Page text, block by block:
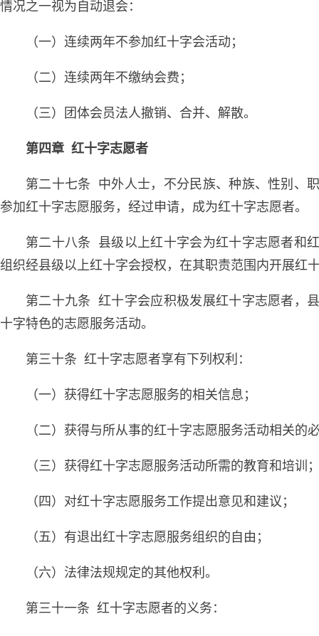
情况之一视为自动退会：
（一）连续两年不参加红十字会活动；
（二）连续两年不缴纳会费；
（三）团体会员法人撤销、合并、解散。
第四章 红十字志愿者
第二十七条 中外人士，不分民族、种族、性别、
参加红十字志愿服务，经过申请，成为红十字志愿者。
第二十八条 县级以上红十字会为红十字志愿者和
组织经县级以上红十字会授权，在其职责范围内开展红
第二十九条 红十字会应积极发展红十字志愿者，
十字特色的志愿服务活动。
第三十条 红十字志愿者享有下列权利：
（一）获得红十字志愿服务的相关信息；
（二）获得与所从事的红十字志愿服务活动相关的
（三）获得红十字志愿服务活动所需的教育和培训
（四）对红十字志愿服务工作提出意见和建议；
（五）有退出红十字志愿服务组织的自由；
（六）法律法规规定的其他权利。
第三十一条 红十字志愿者的义务：